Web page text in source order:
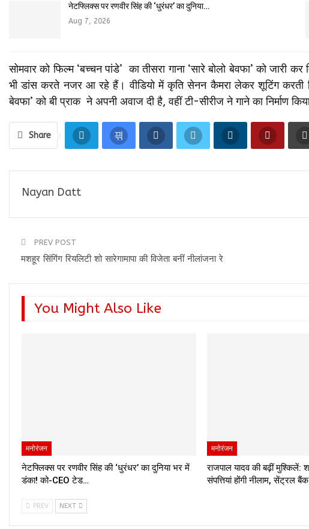
नेटफ्लिक्स पर रणवीर सिंह की ‘धुरंधर’ का दुनिया…
Aug 7, 2026
सोमवार को फिल्म ‘बच्चन पांडे’ का तीसरा गाना ‘सारे बोलो बेवफा’ को
भी डांस करते नजर आ रहे हैं। वीडियो में कृति सेनन कैमरा लेकर शूटिंग करती
बेवफा’ को बी प्राक ने अपनी अवाज दी है, वहीं टी-सीरीज ने गाने का निर्माण
Share
Nayan Datt
PREV POST
मशहूर सिंगिंग रियलिटी शो सारेगामापा की विजेता बनीं नीलांजना रे
You Might Also Like
मनोरंजन
नेटफ्लिक्स पर रणवीर सिंह की ‘धुरंधर’ का दुनिया भर में
डंका! को-CEO टेड…
मनोरंजन
राजपाल यादव की बढ़ीं मुश्किलें:
संपत्तियां होंगी नीलाम, सेंट्रल
PREV NEXT